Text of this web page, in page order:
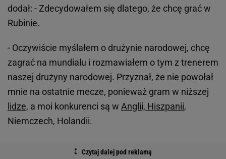
dodał: - Zdecydowałem się dlatego, że chcę grać w
Rubinie.
- Oczywiście myślałem o drużynie narodowej, chcę
zagrać na mundialu i rozmawiałem o tym z trenerem
naszej drużyny narodowej. Przyznał, że nie powołał
mnie na ostatnie mecze, ponieważ gram w niższej
lidze, a moi konkurenci są w Anglii, Hiszpanii,
Niemczech, Holandii.